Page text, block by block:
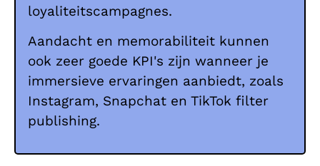
loyaliteitscampagnes.
Aandacht en memorabiliteit kunnen
ook zeer goede KPI's zijn wanneer je
immersieve ervaringen aanbiedt, zoals
Instagram, Snapchat en TikTok filter
publishing.